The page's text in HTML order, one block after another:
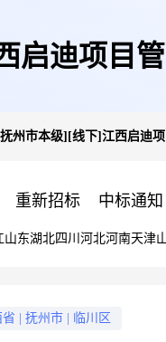
启迪项目
州市本级][线下]江西启迪
重新招标 中标通知
山东湖北四川 河北河南天津
抚州市 临川区